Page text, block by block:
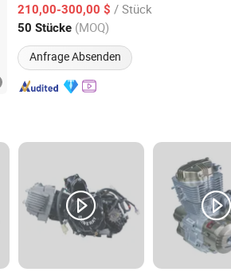
210,00-300,00 $ / Stück
50 Stücke (MOQ)
Anfrage Absenden
Seit 2023